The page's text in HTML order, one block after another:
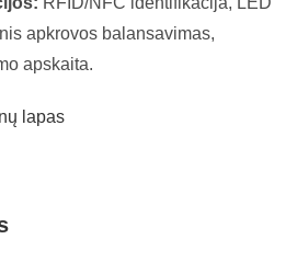
apkrovos balansavimas,
apskaita.
lapas